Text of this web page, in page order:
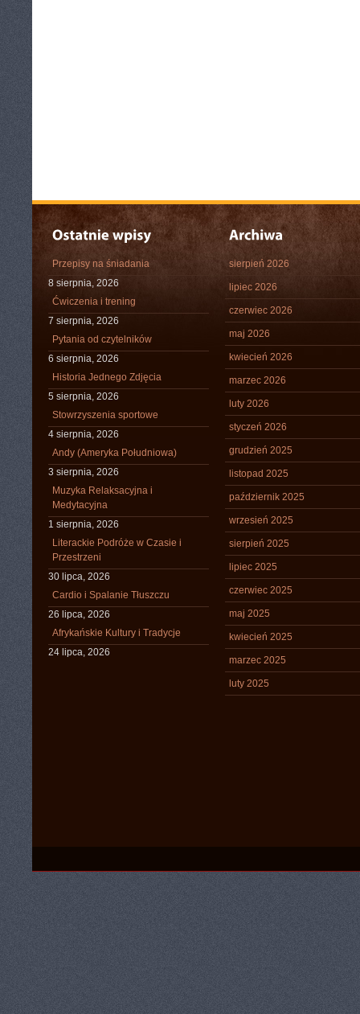
Przepisy na śniadania
8 sierpnia, 2026
Ćwiczenia i trening
7 sierpnia, 2026
Pytania od czytelników
6 sierpnia, 2026
Historia Jednego Zdjęcia
5 sierpnia, 2026
Stowrzyszenia sportowe
4 sierpnia, 2026
Andy (Ameryka Południowa)
3 sierpnia, 2026
Muzyka Relaksacyjna i
Medytacyjna
1 sierpnia, 2026
Literackie Podróże w Czasie i
Przestrzeni
30 lipca, 2026
Cardio i Spalanie Tłuszczu
26 lipca, 2026
Afrykańskie Kultury i Tradycje
24 lipca, 2026
sierpień 2026
lipiec 2026
czerwiec 2026
maj 2026
kwiecień 2026
marzec 2026
luty 2026
styczeń 2026
grudzień 2025
listopad 2025
październik 2025
wrzesień 2025
sierpień 2025
lipiec 2025
czerwiec 2025
maj 2025
kwiecień 2025
marzec 2025
luty 2025